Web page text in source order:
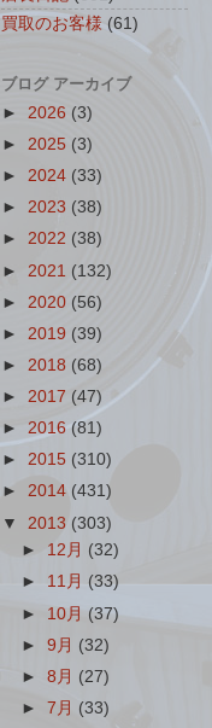
買取のお客様 (61)
ブログ アーカイブ
► 2026 (3)
► 2025 (3)
► 2024 (33)
► 2023 (38)
► 2022 (38)
► 2021 (132)
► 2020 (56)
► 2019 (39)
► 2018 (68)
► 2017 (47)
► 2016 (81)
► 2015 (310)
► 2014 (431)
▼ 2013 (303)
► 12月 (32)
► 11月(33)
► 10月(37)
►9月 (32)
►8月 (27)
►7月 (33)